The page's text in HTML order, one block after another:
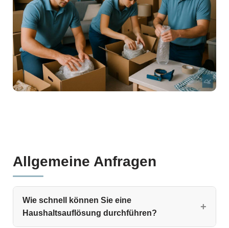
Allgemeine Anfragen
Wie schnell können Sie eine
Haushaltsauflösung durchführen?